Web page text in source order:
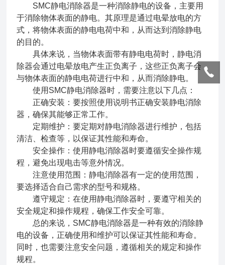
SMC静电消除器是一种消除静电的设备，主要用
于消除物体表面的静电。其原理是通过电晕放电的方
式，将物体表面的静电电荷中和，从而达到消除静电
的目的。
具体来说，当物体表面带有静电电荷时，静电消
除器会通过电晕放电产生正负离子，这些正负离子会
与物体表面的静电电荷进行中和，从而消除静电。
使用SMC静电消除器时，需要注意以下几点：
正确安装：要按照使用说明书正确安装静电消除
器，确保其能够正常工作。
定期维护：要定期对静电消除器进行维护，包括
清洁、检查等，以保证其性能和寿命。
安全操作：使用静电消除器时要遵循安全操作规
程，避免出现电击等意外情况。
注意使用范围：静电消除器有一定的使用范围，
要选择适合自己需求的型号和规格。
遵守规定：在使用静电消除器时，要遵守相关的
安全规定和操作规程，确保工作安全可靠。
总的来说，SMC静电消除器是一种有效的消除静
电的设备，正确使用和维护可以保证其性能和寿命。
同时，也需要注意安全问题，遵循相关的规定和操作
规程。